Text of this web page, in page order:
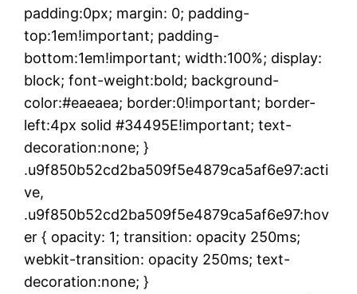
padding:0px; margin: 0; padding-
top:1em!important; padding-
bottom:1em!important; width:100%; display:
block; font-weight:bold; background-
color:#eaeaea; border:0!important; border-
left:4px solid #34495E!important; text-
decoration:none; }
.u9f850b52cd2ba509f5e4879ca5af6e97:acti
ve,
.u9f850b52cd2ba509f5e4879ca5af6e97:hov
er { opacity: 1; transition: opacity 250ms;
webkit-transition: opacity 250ms; text-
decoration:none; }